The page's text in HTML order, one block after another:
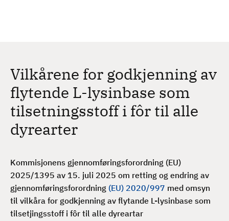
Vilkårene for godkjenning av
flytende L-lysinbase som
tilsetningsstoff i fôr til alle
dyrearter
Kommisjonens gjennomføringsforordning (EU)
2025/1395 av 15. juli 2025 om retting og endring av
gjennomføringsforordning (EU) 2020/997 med omsyn
til vilkåra for godkjenning av flytande L-lysinbase som
tilsetjingsstoff i fôr til alle dyreartar